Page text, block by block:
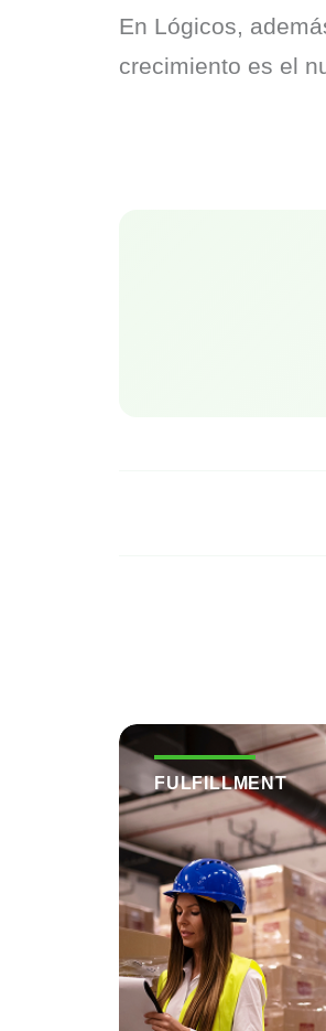
En Lógicos,
crecimiento es el
FULFILLMENT